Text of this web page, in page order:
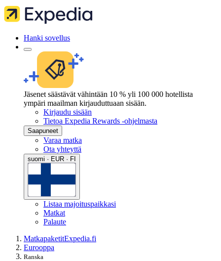
Hanki sovellus
Jäsenet säästävät vähintään 10 % yli 100 000 hotellista
ympäri maailman kirjauduttuaan sisään.
Kirjaudu sisään
Tietoa Expedia Rewards -ohjelmasta
Saapuneet
Varaa matka
Ota yhteyttä
suomi · EUR · FI
Listaa majoituspaikkasi
Matkat
Palaute
MatkapaketitExpedia.fi
Eurooppa
Ranska